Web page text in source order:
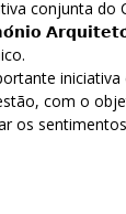
conjunta do
com o
os